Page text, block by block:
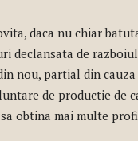
daca nu chiar
declansata de
nou, partial din
de productie de
obtina mai multe